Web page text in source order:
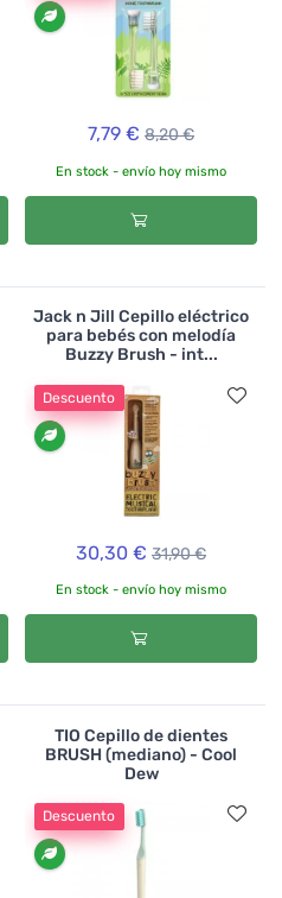
7,79 € 8,20 €
En stock - envío hoy mismo
Jack n Jill Cepillo eléctrico
para bebés con melodía
Buzzy Brush - int...
Descuento
30,30 € 31,90 €
En stock - envío hoy mismo
TIO Cepillo de dientes
BRUSH (mediano) - Cool
Dew
Descuento